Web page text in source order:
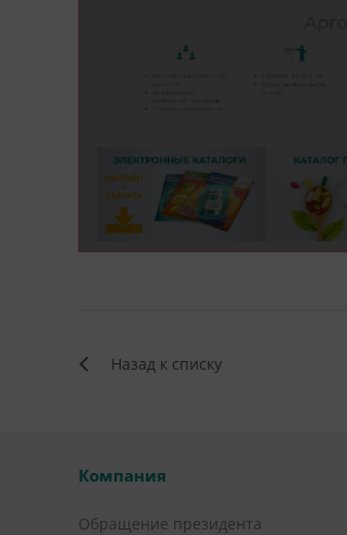
Назад к списку
Компания
Обращение президента